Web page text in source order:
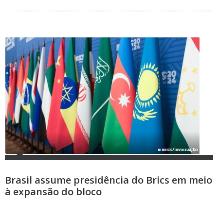
Brasil assume presidência do Brics em meio
à expansão do bloco